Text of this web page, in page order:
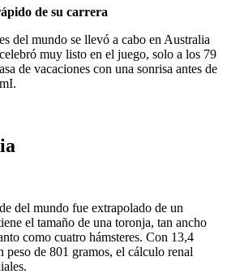
de su carrera
del mundo se llevó a cabo en Australia
muy listo en el juego, solo a los 79
de vacaciones con una sonrisa antes de
I.
del mundo fue extrapolado de un
el tamaño de una toronja, tan ancho
como cuatro hámsteres. Con 13,4
peso de 801 gramos, el cálculo renal